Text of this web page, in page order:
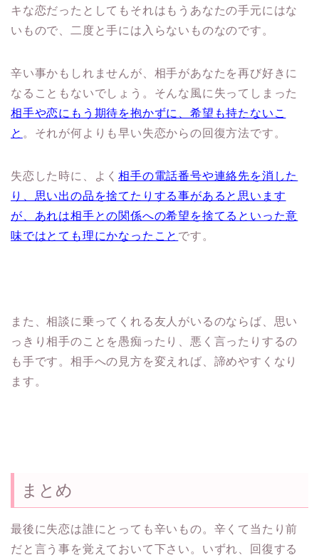
キな恋だったとしてもそれはもうあなたの手元にはな
いもので、二度と手には入らないものなのです。
辛い事かもしれませんが、相手があなたを再び好きに
なることもないでしょう。そんな風に失ってしまった
相手や恋にもう期待を抱かずに、希望も持たないこ
と 。それが何よりも早い失恋からの回復方法です。
失恋した時に、よく相手の電話番号や連絡先を消した
り、思い出の品を捨てたりする事があると思います
が、あれは相手との関係への希望を捨てるといった意
味ではとても理にかなったこと です。
また、相談に乗ってくれる友人がいるのならば、思い
っきり相手のことを愚痴ったり、悪く言ったりするの
も手です。相手への見方を変えれば、諦めやすくなり
ます。
まとめ
最後に失恋は誰にとっても辛いもの。辛くて当たり前
だと言う事を覚えておいて下さい。いずれ、回復する